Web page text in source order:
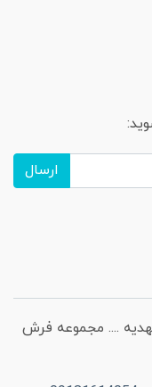
ارسال
گذر 2 و 3 ... پاساژ مهدیه .... مجموعه فرش